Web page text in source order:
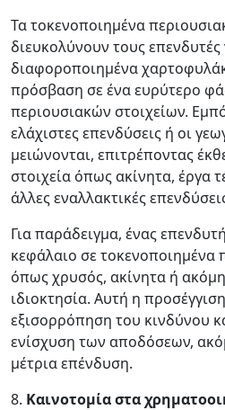
Τα τοκενοποιημένα
διευκολύνουν τους
διαφοροποιημένα
πρόσβαση σε ένα ευρύτερο
περιουσιακών στοιχείων.
ελάχιστες επενδύσεις ή οι
μειώνονται, επιτρέποντας
στοιχεία όπως ακίνητα, έργα
άλλες εναλλακτικές
Για παράδειγμα, ένας
κεφάλαιο σε τοκενοποιημένα
όπως χρυσός, ακίνητα ή
ιδιοκτησία. Αυτή η
εξισορρόπηση του κινδύνου
ενίσχυση των αποδόσεων,
μέτρια επένδυση.
8. Καινοτομία στα